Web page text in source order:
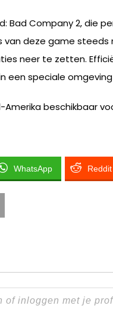
Bad Company 2, die
van deze game
neer te zetten.
een speciale
Amerika
WhatsApp Reddit